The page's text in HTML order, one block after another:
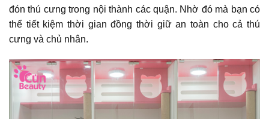
đón thú cưng trong nội thành các quận. Nhờ đó mà bạn có
thể tiết kiệm thời gian đồng thời giữ an toàn cho cả thú
cưng và chủ nhân.